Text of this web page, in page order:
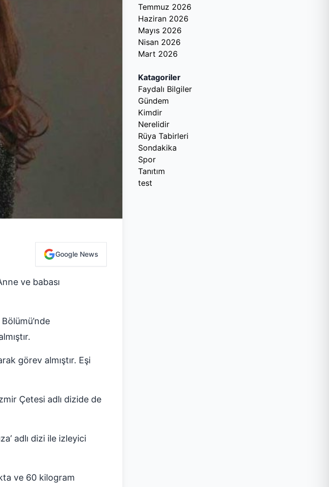
Google News
ve babası
görev almıştır. Eşi
Çetesi adlı dizide de
adlı dizi ile izleyici
ve 60 kilogram
Temmuz 2026
Haziran 2026
Mayıs 2026
Nisan 2026
Mart 2026
Katagoriler
Faydalı Bilgiler
Gündem
Kimdir
Nerelidir
Rüya Tabirleri
Sondakika
Spor
Tanıtım
test